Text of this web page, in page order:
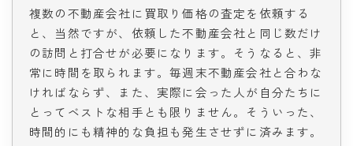
複数の不動産会社に買取り価格の査定を依頼する
と、当然ですが、依頼した不動産会社と同じ数だけ
の訪問と打合せが必要になります。そうなると、非
常に時間を取られます。毎週末不動産会社と合わな
ければならず、また、実際に会った人が自分たちに
とってベストな相手とも限りません。そういった、
時間的にも精神的な負担も発生させずに済みます。